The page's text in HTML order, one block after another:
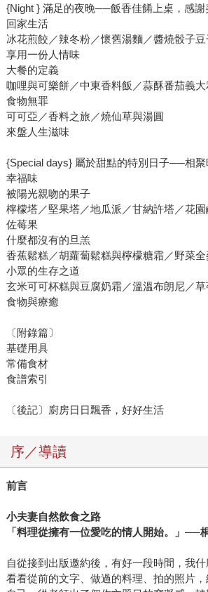
{Night } 滿足的夜晚──飯香佳餚上桌，感謝
回家生活
冰花煎餃／辣冬粉／懷舊湯麵／醬燒骰子豆
享用一份人情味
大餐的定義
咖哩與可樂餅／中東香料飯／蒜酥番茄義
食物無罪
可可亞／香料之旅／燒仙草與湯圓
來盤人生滋味
{Special days} 屬於甜點的特別日子──相聚
幸福味
被陽光親吻的果子
檸檬塔／堅果塔／地瓜派／甘納許塔／花
佐莓果
什麼都沒有的旦羔
香蕉鬆糕／胡蘿蔔鬆糕與檸檬糖霜／野菜
小眾的生存之道
玄米可可杯糕與豆腐奶霜／溫溫布朗尼／
食物與療癒
〔附錄篇〕
基礎用具
常備食材
食譜索引
〔後記〕廚房日日飄香，好好生活
序／導讀
前言
小夫妻自然飲食之路
「料理從擁有一位愛吃的情人開始。」 ──
自從接到出版邀約後，有好一段時間，我
看看從前的文字、做過的料理、拍的照片